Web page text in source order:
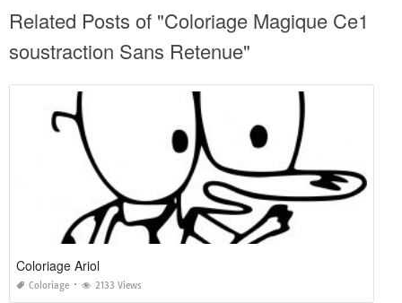
Related Posts of "Coloriage Magique Ce1
soustraction Sans Retenue"
Coloriage Ariol
Coloriage 2133 Views